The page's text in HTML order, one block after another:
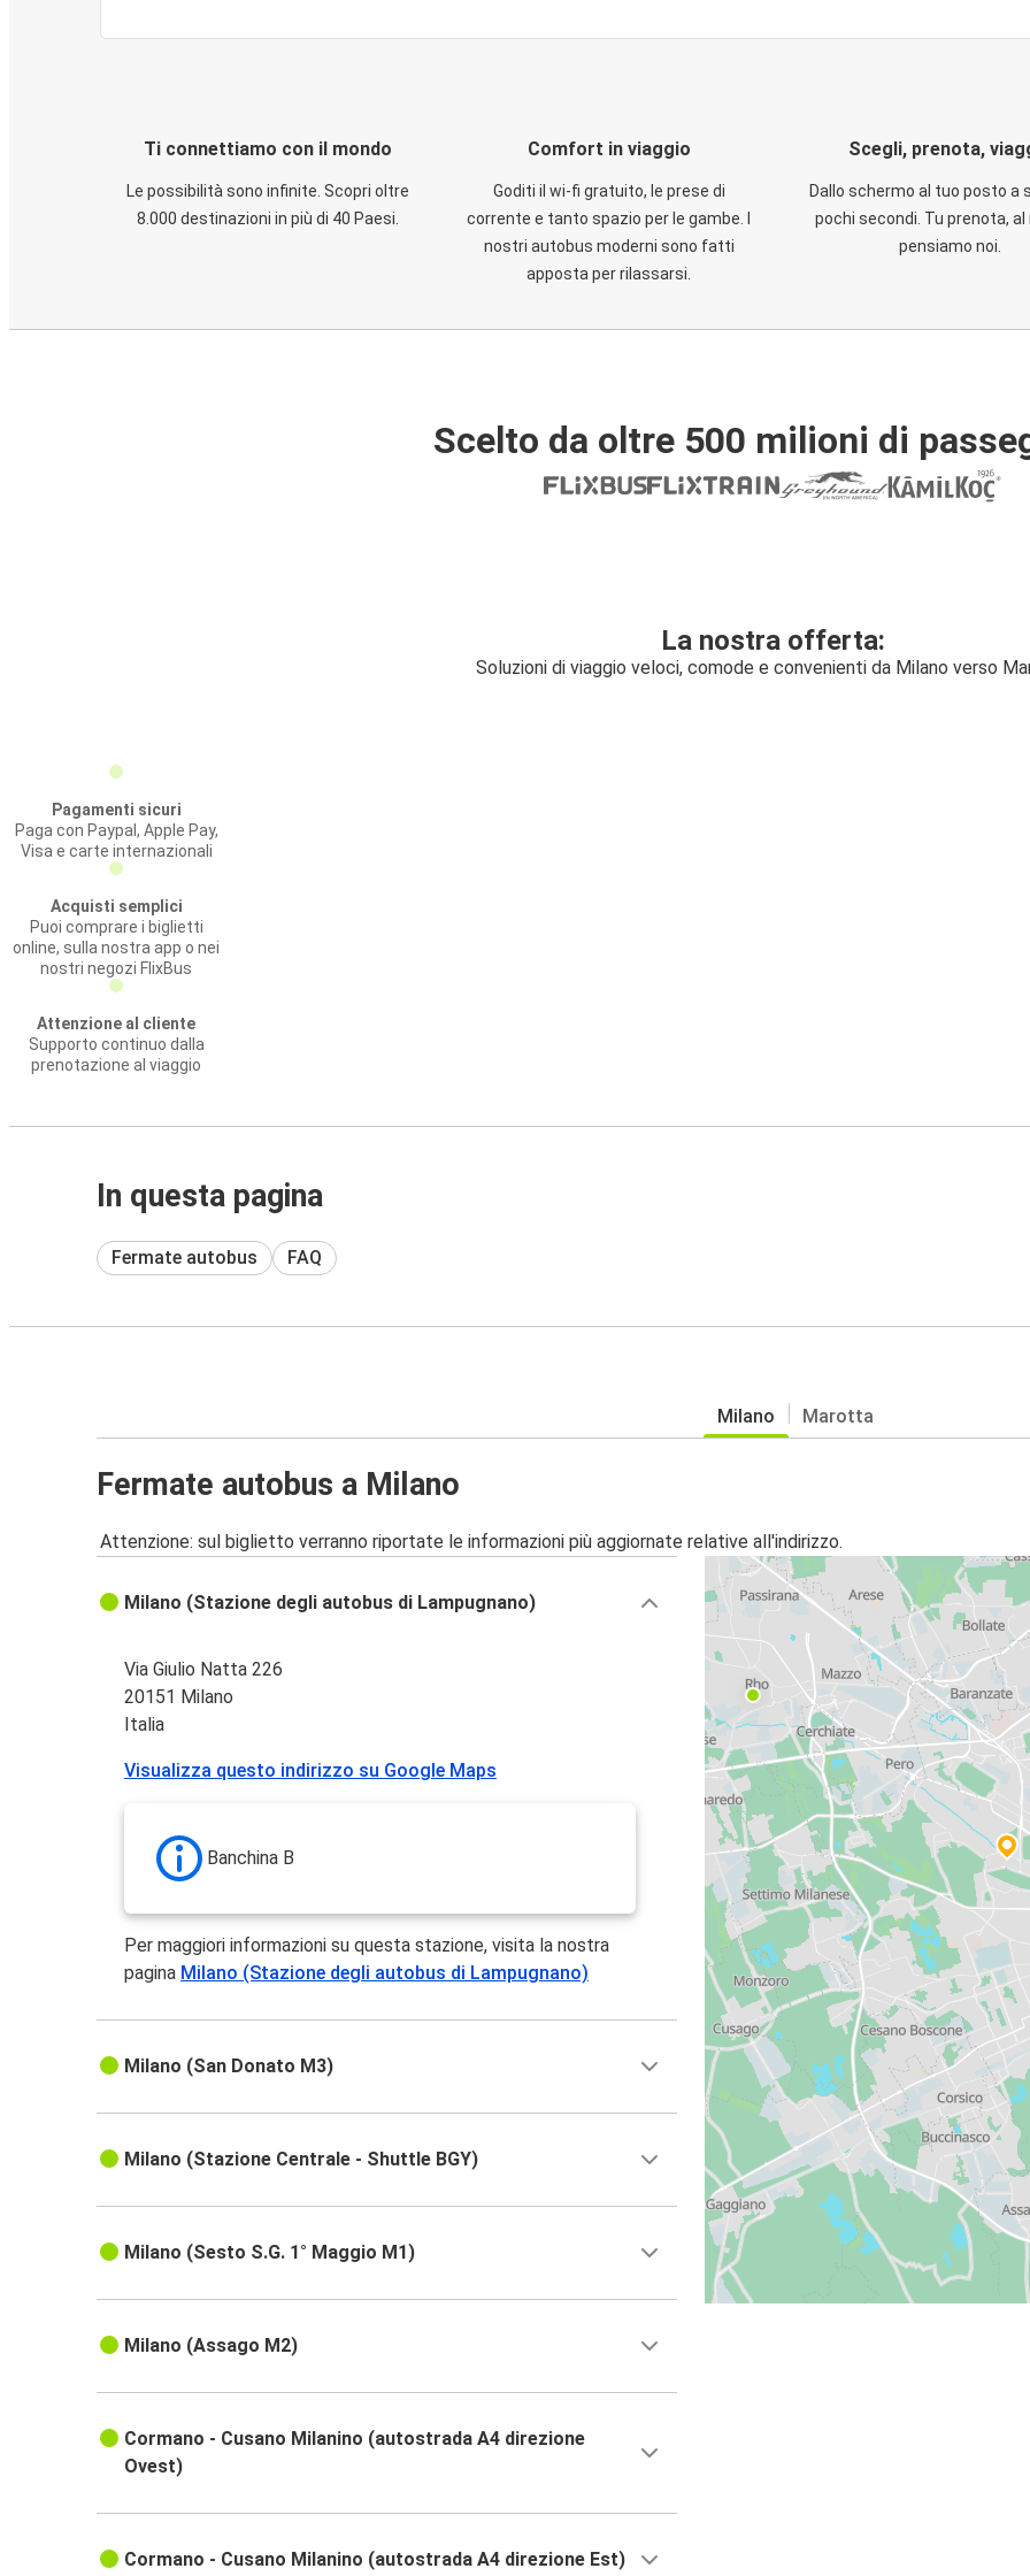
Ti connettiamo con il mondo
Le possibilità sono infinite. Scopri oltre
8.000 destinazioni in più di 40 Paesi.
Comfort in viaggio
Goditi il wi-fi gratuito, le prese di
corrente e tanto spazio per le gambe. I
nostri autobus moderni sono fatti
apposta per rilassarsi.
Scegli, prenota,
Dallo schermo al tuo posto a
pochi secondi. Tu prenota,
pensiamo noi.
Scelto da oltre 500 milioni di
La nostra offerta:
Soluzioni di viaggio veloci, comode e convenienti da Milano verso
Pagamenti sicuri
Paga con Paypal, Apple Pay,
Visa e carte internazionali
Acquisti semplici
Puoi comprare i biglietti
online, sulla nostra app o nei
nostri negozi FlixBus
Attenzione al cliente
Supporto continuo dalla
prenotazione al viaggio
In questa pagina
Fermate autobus FAQ
Milano Marotta
Fermate autobus a Milano
Attenzione: sul biglietto verranno riportate le informazioni più aggiornate relative all'indirizzo.
Milano (Stazione degli autobus di Lampugnano)
Via Giulio Natta 226
20151 Milano
Italia
Visualizza questo indirizzo su Google Maps
Banchina B
Per maggiori informazioni su questa stazione, visita la nostra
pagina Milano (Stazione degli autobus di Lampugnano)
Milano (San Donato M3)
Milano (Stazione Centrale - Shuttle BGY)
Milano (Sesto S.G. 1° Maggio M1)
Milano (Assago M2)
Cormano - Cusano Milanino (autostrada A4 direzione
Ovest)
Cormano - Cusano Milanino (autostrada A4 direzione Est)